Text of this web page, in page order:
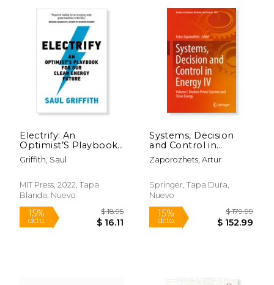
$ 27.99
Electrify: An
Optimist’S Playbook
for our Clean Energy
Future (en Inglés)
Griffith, Saul
MIT Press, 2022, Tapa
Blanda, Nuevo
Systems, Decision
and Control in
Energy IV: Volume I.
Modern Power
Energy (en Inglés)
Zaporozhets, Artur
Springer, Tapa Dura,
Nuevo